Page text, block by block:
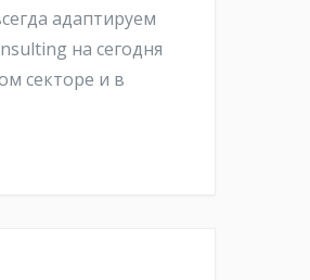
адаптируем
на сегодня
секторе и в